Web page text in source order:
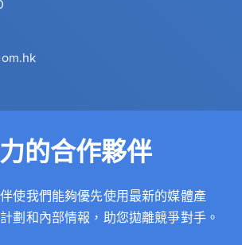
的合作夥伴
使我們能夠優先使用最新的媒體產
劃和內部情報，助您拋離競爭對手。